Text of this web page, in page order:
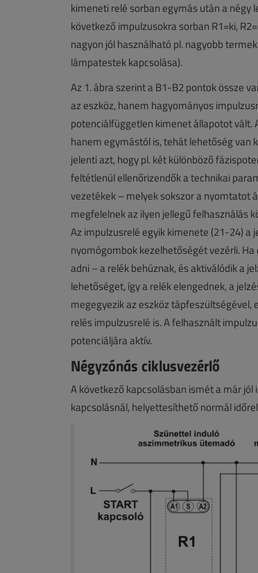
kimeneti relé sorban egymás után a négy
következő impulzusokra sorban R1=ki,
nagyon jól használható pl. nagyobb
lámpatestek kapcsolása).
Az 1. ábra szerint a B1-B2 pontok össze
az eszköz, hanem hagyományos
potenciálfüggetlen kimenet állapotot vált.
hanem egymástól is, tehát lehetőség van
jelenti azt, hogy pl. két különböző
feltétlenül ellenőrizendők a technikai
vezetékek – melyek sokszor a nyomtatot
megfelelnek az ilyen jellegű felhasználás
Az impulzusrelé egyik kimenete (21-24) a
nyomógombok kezelhetőségét vezérli.
adni – a relék behúznak, és aktiválódik a
lehetőséget, így a relék elengednek, a
megegyezik az eszköz tápfeszültségével,
relés impulzusrelé is. A felhasznált
potenciáljára aktív.
Négyzónás ciklusvezérlő
A következő kapcsolásban ismét a már
kapcsolásnál, helyettesíthető normál